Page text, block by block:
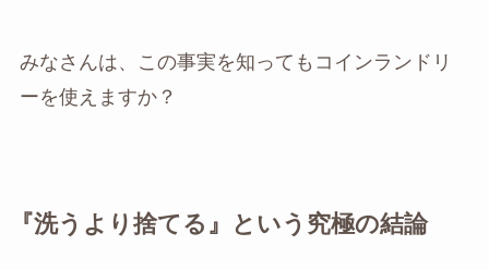
みなさんは、この事実を知ってもコインランドリ
ーを使えますか？
『洗うより捨てる』という究極の結論